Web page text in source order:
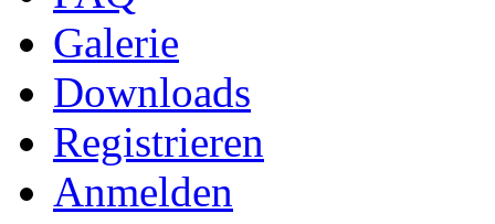
Galerie
Downloads
Registrieren
Anmelden